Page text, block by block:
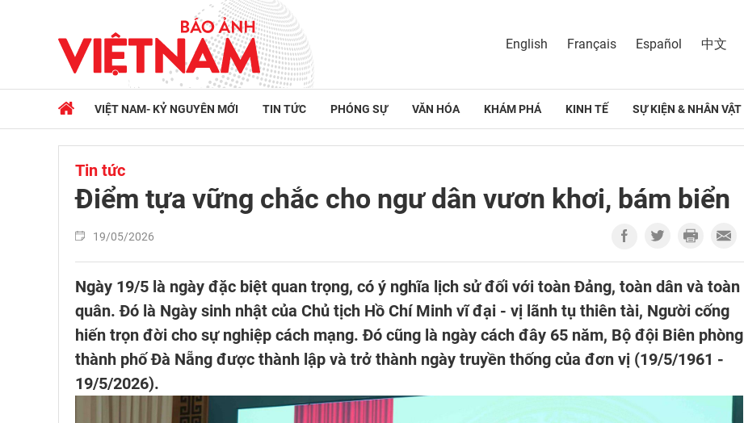
English Français Español 中文
VIỆT NAM- KỶ NGUYÊN MỚI TIN TỨC PHÓNG SỰ VĂN HÓA KHÁM PHÁ KINH TẾ SỰ KIỆN & NHÂN VẬT
Tin tức
Điểm tựa vững chắc cho ngư dân vươn khơi, bám biển
19/05/2026
Ngày 19/5 là ngày đặc biệt quan trọng, có ý nghĩa lịch sử đối với toàn Đảng, toàn dân và toàn
quân. Đó là Ngày sinh nhật của Chủ tịch Hồ Chí Minh vĩ đại - vị lãnh tụ thiên tài, Người cống
hiến trọn đời cho sự nghiệp cách mạng. Đó cũng là ngày cách đây 65 năm, Bộ đội Biên phòng
thành phố Đà Nẵng được thành lập và trở thành ngày truyền thống của đơn vị (19/5/1961 -
19/5/2026).